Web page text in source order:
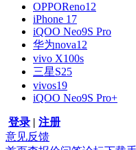
OPPOReno12
iPhone 17
iQOO Neo9S Pro
华为nova12
vivo X100s
三星S25
vivos19
iQOO Neo9S Pro+
登录 | 注册
意见反馈